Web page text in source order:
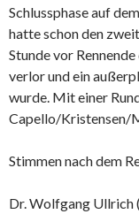
Schlussphase auf
hatte schon den
Stunde vor
verlor und ein
wurde. Mit einer
Capello/Kristensen/
Stimmen nach dem
Dr. Wolfgang